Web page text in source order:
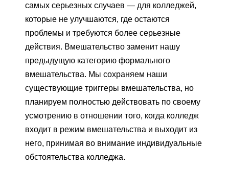
самых серьезных случаев — для колледжей,
которые не улучшаются, где остаются
проблемы и требуются более серьезные
действия. Вмешательство заменит нашу
предыдущую категорию формального
вмешательства. Мы сохраняем наши
существующие триггеры вмешательства, но
планируем полностью действовать по своему
усмотрению в отношении того, когда колледж
входит в режим вмешательства и выходит из
него, принимая во внимание индивидуальные
обстоятельства колледжа.